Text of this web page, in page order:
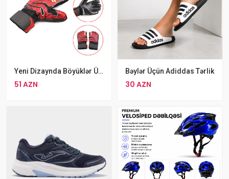
Yeni Dizaynda Böyüklər Üçün Reusch Qapıçı Əlcəyi Qara Qırmızı
51 AZN
Bəylər Üçün Adiddas Tərlik
30 AZN